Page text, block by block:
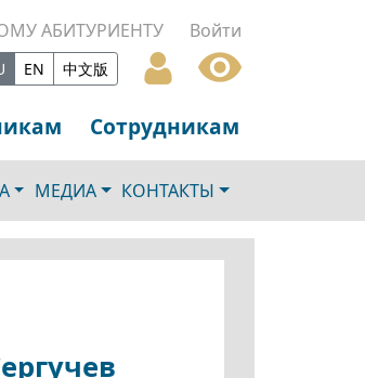
АБИТУРИЕНТУ Войти
EN 中文版
Сотрудникам
МЕДИА КОНТАКТЫ